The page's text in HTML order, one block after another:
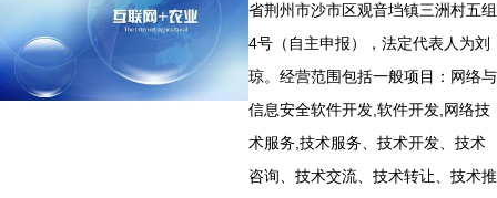
省荆州市沙市区观音垱镇三洲村五组
4号（自主申报），法定代表人为刘
琼。经营范围包括一般项目：网络与
信息安全软件开发,软件开发,网络技
术服务,技术服务、技术开发、技术
咨询、技术交流、技术转让、技术推